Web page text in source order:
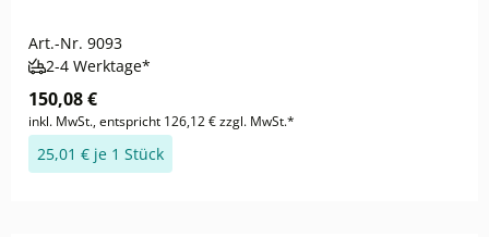
Art.-Nr. 9093
2-4 Werktage*
150,08 €
inkl. MwSt., entspricht 126,12 € zzgl. MwSt.*
25,01 € je 1 Stück